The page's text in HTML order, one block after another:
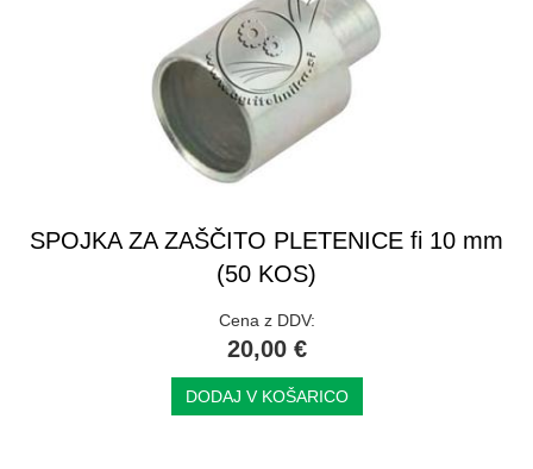
SPOJKA ZA ZAŠČITO PLETENICE fi 10 mm
(50 KOS)
Cena z DDV:
20,00 €
DODAJ V KOŠARICO